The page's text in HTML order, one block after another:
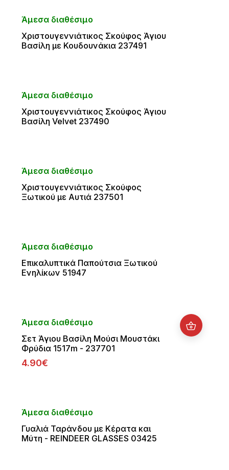
Άμεσα διαθέσιμο
Χριστουγεννιάτικος Σκούφος Άγιου
Βασίλη με Κουδουνάκια 237491
Άμεσα διαθέσιμο
Χριστουγεννιάτικος Σκούφος Άγιου
Βασίλη Velvet 237490
Άμεσα διαθέσιμο
Χριστουγεννιάτικος Σκούφος
Ξωτικού με Αυτιά 237501
Άμεσα διαθέσιμο
Επικαλυπτικά Παπούτσια Ξωτικού
Ενηλίκων 51947
Άμεσα διαθέσιμο
Σετ Άγιου Βασίλη Μούσι Μουστάκι
Φρύδια 1517m - 237701
4.90€
Άμεσα διαθέσιμο
Γυαλιά Ταράνδου με Κέρατα και
Μύτη - REINDEER GLASSES 03425